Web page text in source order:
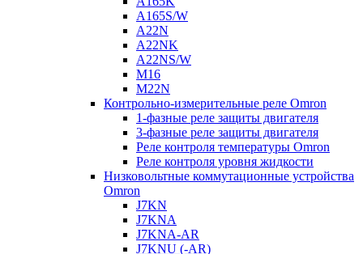
A165S/W
A22N
A22NK
A22NS/W
M16
M22N
Контрольно-измерительные реле Omron
1-фазные реле защиты двигателя
3-фазные реле защиты двигателя
Реле контроля температуры Omron
Реле контроля уровня жидкости
Низковольтные коммутационные устройства
Omron
J7KN
J7KNA
J7KNA-AR
J7KNU (-AR)